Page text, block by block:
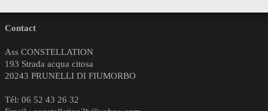
Contact
Ass CONSTELLATION
193 Strada acqua citosa
20243 PRUNELLI DI FIUMORBO
Tél: 06 52 43 26 32